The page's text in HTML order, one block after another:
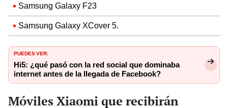
Samsung Galaxy F23
Samsung Galaxy XCover 5.
PUEDES VER:
Hi5: ¿qué pasó con la red social que dominaba
internet antes de la llegada de Facebook?
Móviles Xiaomi que recibirán